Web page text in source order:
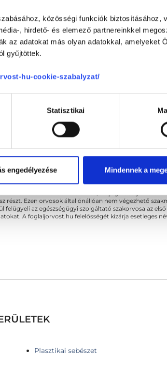
közösségi funkciók biztosításához,
, hirdető- és elemező partnereinkkel
az adatokat más olyan adatokkal, amelyeket
gyűjtöttek.
hu-cookie-szabalyzat/
Statisztikai
engedélyezése Mindennek a
Sajnáljuk, jelenleg nincs szabad időpont!
Hétfő
08.10.
Kedd
08.11.
Szerda
08.12.
oklevéllel rendelkező orvos, aki jogszabályok
részt. Ezen orvosok által önállóan nem végezhető
felügyeli az egészségügyi szolgáltató szakorvosa az
A foglaljorvost.hu felelősségét kizárja esetleges
Plasztikai sebészet